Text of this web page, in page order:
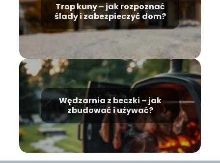
Trop kuny – jak rozpoznać
ślady i zabezpieczyć dom?
Wędzarnia z beczki – jak
zbudować i używać?